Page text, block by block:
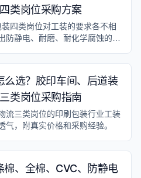
类岗位采购方案
四类岗位对工装的要求各不相
防静电、耐磨、耐化学腐蚀的面
么选？胶印车间、后道装
类岗位采购指南
流三类岗位的印刷包装行业工装
气，附真实价格和采购经验。
棉、全棉、CVC、防静电